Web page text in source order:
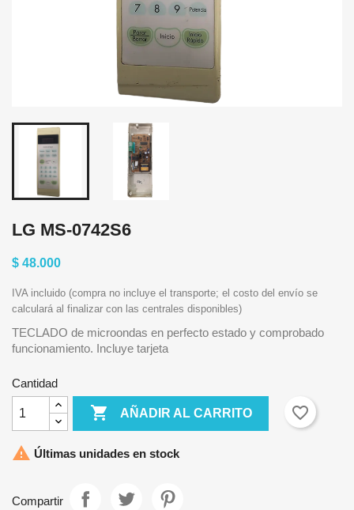
LG MS-0742S6
$ 48.000
IVA incluido (compra no incluye el transporte; el costo del envío se
calculará al finalizar con las centrales disponibles)
TECLADO de microondas en perfecto estado y comprobado
funcionamiento. Incluye tarjeta
Cantidad
 AÑADIR AL CARRITO favorite_border
 Últimas unidades en stock
Compartir